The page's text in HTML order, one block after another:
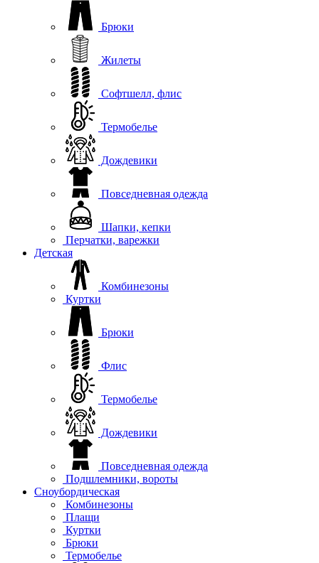
Брюки
Жилеты
Софтшелл, флис
Термобелье
Дождевики
Повседневная одежда
Шапки, кепки
Перчатки, варежки
Детская
Комбинезоны
Куртки
Брюки
Флис
Термобелье
Дождевики
Повседневная одежда
Подшлемники, вороты
Сноубордическая
Комбинезоны
Плащи
Куртки
Брюки
Термобелье